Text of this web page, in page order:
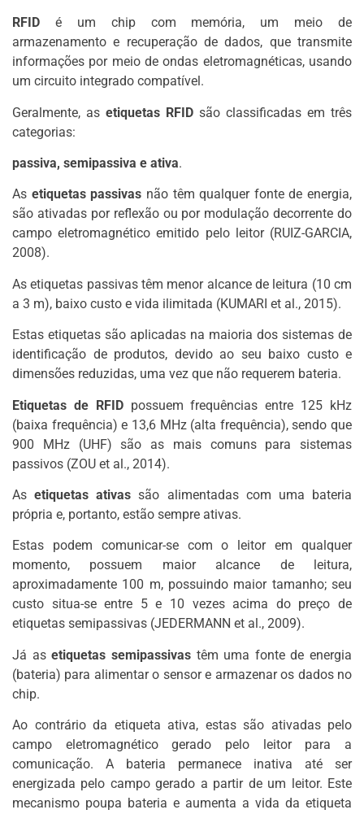
RFID é um chip com memória, um meio de
armazenamento e recuperação de dados, que transmite
informações por meio de ondas eletromagnéticas, usando
um circuito integrado compatível.
Geralmente, as etiquetas RFID são classificadas em três
categorias:
passiva, semipassiva e ativa.
As etiquetas passivas não têm qualquer fonte de energia,
são ativadas por reflexão ou por modulação decorrente do
campo eletromagnético emitido pelo leitor (RUIZ-GARCIA,
2008).
As etiquetas passivas têm menor alcance de leitura (10 cm
a 3 m), baixo custo e vida ilimitada (KUMARI et al., 2015).
Estas etiquetas são aplicadas na maioria dos sistemas de
identificação de produtos, devido ao seu baixo custo e
dimensões reduzidas, uma vez que não requerem bateria.
Etiquetas de RFIDpossuem frequências entre 125 kHz
(baixa frequência) e 13,6 MHz (alta frequência), sendo que
900 MHz (UHF) são as mais comuns para sistemas
passivos (ZOU et al., 2014).
Asetiquetas ativassão alimentadas com uma bateria
própria e, portanto, estão sempre ativas.
Estas podem comunicar-se com o leitor em qualquer
momento, possuem maior alcance de leitura,
aproximadamente 100 m, possuindo maior tamanho; seu
custo situa-se entre 5 e 10 vezes acima do preço de
etiquetas semipassivas (JEDERMANN et al., 2009).
Já asetiquetas semipassivastêm uma fonte de energia
(bateria) para alimentar o sensor e armazenar os dados no
chip.
Ao contrário da etiqueta ativa, estas são ativadas pelo
campo eletromagnético gerado pelo leitor para a
comunicação. A bateria permanece inativa até ser
energizada pelo campo gerado a partir de um leitor. Este
mecanismo poupa bateria e aumenta a vida da etiqueta